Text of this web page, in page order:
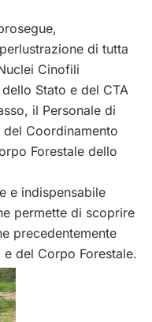
di tutta
Cinofili
Stato e del CTA
il Personale di
Coordinamento
Forestale dello
e indispensabile
permette di scoprire
precedentemente
del Corpo Forestale.